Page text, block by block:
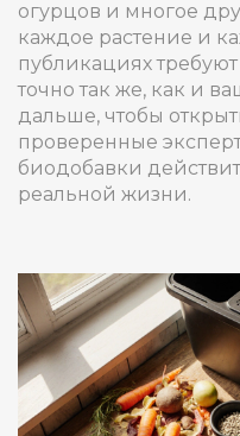
огурцов и многое
каждое растение и
публикациях
точно так же, как и
дальше, чтобы
проверенные
биодобавки
реальной жизни.